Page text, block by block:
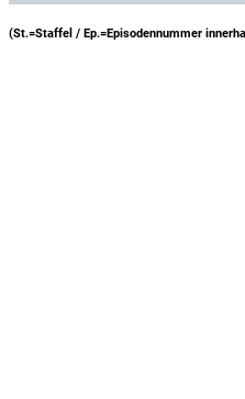
(St.=Staffel / Ep.=Episodennummer